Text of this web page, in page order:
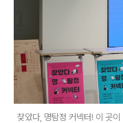
찾았다, 명탐정 커넥터! 이 곳